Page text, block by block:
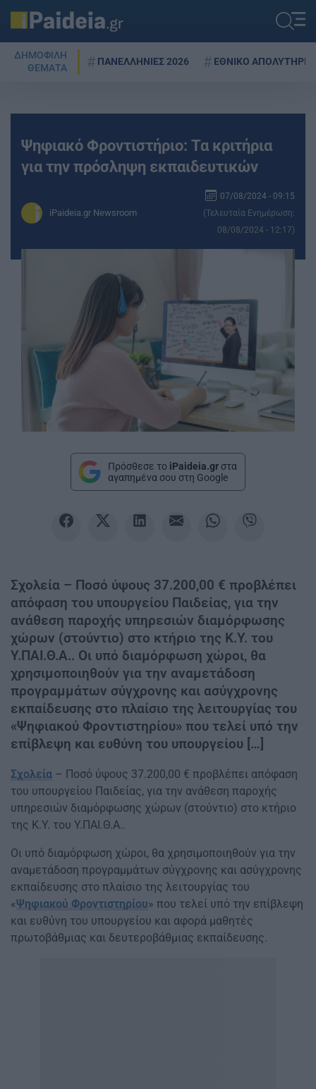
ΔΗΜΟΦΙΛΗ
ΘΕΜΑΤΑ
ΠΑΝΕΛΛΗΝΙΕΣ 2026 ΕΘΝΙΚΟ ΑΠΟΛΥΤΗΡΙΟ
Ψηφιακό Φροντιστήριο: Τα κριτήρια
για την πρόσληψη εκπαιδευτικών
iPaideia.gr Newsroom
07/08/2024 - 09:15
(Τελευταία Ενημέρωση:
08/08/2024 - 12:17)
Πρόσθεσε το iPaideia.gr στα
αγαπημένα σου στη Google
Σχολεία – Ποσό ύψους 37.200,00 € προβλέπει
απόφαση του υπουργείου Παιδείας, για την
ανάθεση παροχής υπηρεσιών διαμόρφωσης
χώρων (στούντιο) στο κτήριο της Κ.Υ. του
Υ.ΠΑΙ.Θ.Α.. Οι υπό διαμόρφωση χώροι, θα
χρησιμοποιηθούν για την αναμετάδοση
προγραμμάτων σύγχρονης και ασύγχρονης
εκπαίδευσης στο πλαίσιο της λειτουργίας του
«Ψηφιακού Φροντιστηρίου» που τελεί υπό την
επίβλεψη και ευθύνη του υπουργείου […]
Σχολεία – Ποσό ύψους 37.200,00 € προβλέπει απόφαση
του υπουργείου Παιδείας, για την ανάθεση παροχής
υπηρεσιών διαμόρφωσης χώρων (στούντιο) στο κτήριο
της Κ.Υ. του Υ.ΠΑΙ.Θ.Α..
Οι υπό διαμόρφωση χώροι, θα χρησιμοποιηθούν για την
αναμετάδοση προγραμμάτων σύγχρονης και ασύγχρονης
εκπαίδευσης στο πλαίσιο της λειτουργίας του
«Ψηφιακού Φροντιστηρίου» που τελεί υπό την επίβλεψη
και ευθύνη του υπουργείου και αφορά μαθητές
πρωτοβάθμιας και δευτεροβάθμιας εκπαίδευσης.